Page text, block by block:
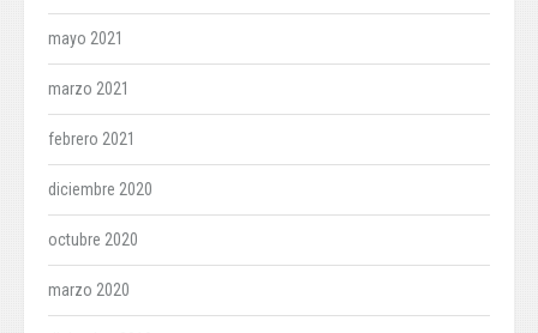
mayo 2021
marzo 2021
febrero 2021
diciembre 2020
octubre 2020
marzo 2020